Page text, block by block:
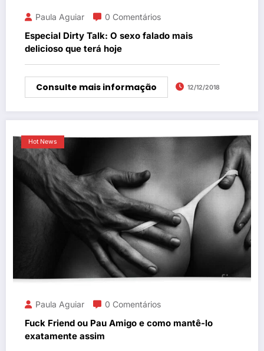
Paula Aguiar 0 Comentários
Especial Dirty Talk: O sexo falado mais
delicioso que terá hoje
Consulte mais informação 12/12/2018
Hot News
Paula Aguiar 0 Comentários
Fuck Friend ou Pau Amigo e como mantê-lo
exatamente assim